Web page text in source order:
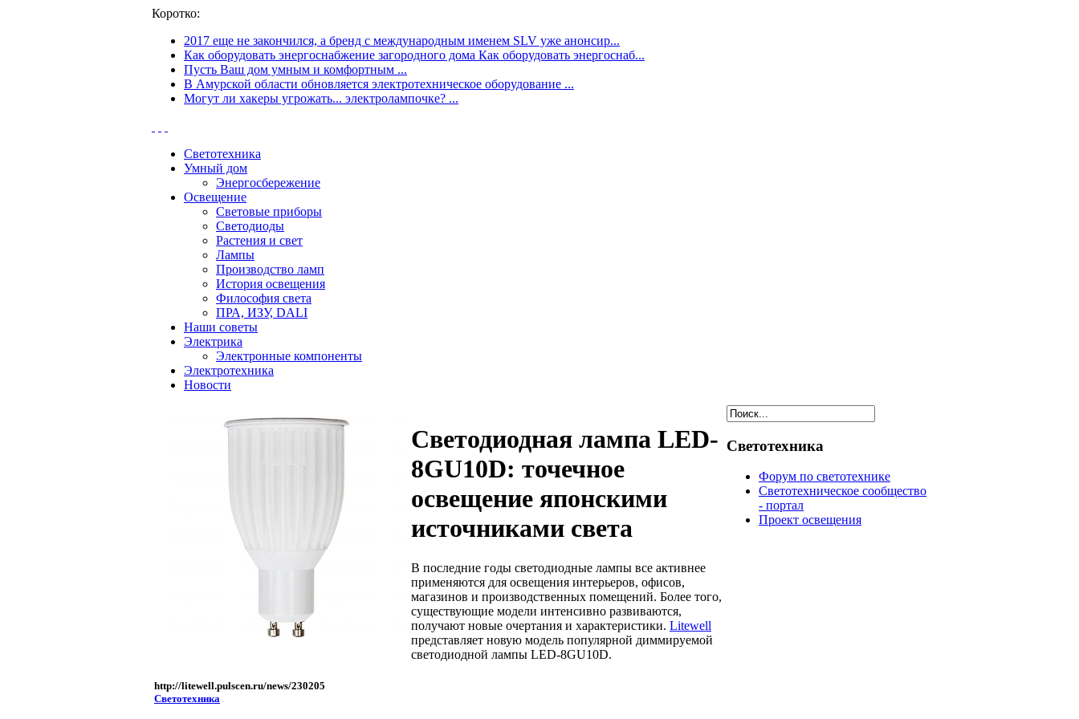
Коротко:
2017 еще не закончился, а бренд с международным именем SLV уже анонсир...
Как оборудовать энергоснабжение загородного дома Как оборудовать энергоснаб...
Пусть Ваш дом умным и комфортным ...
В Амурской области обновляется электротехническое оборудование ...
Могут ли хакеры угрожать... электролампочке? ...
Светотехника
Умный дом
Энергосбережение
Освещение
Световые приборы
Светодиоды
Растения и свет
Лампы
Производство ламп
История освещения
Философия света
ПРА, ИЗУ, DALI
Наши советы
Электрика
Электронные компоненты
Электротехника
Новости
Светодиодная лампа LED-
8GU10D: точечное
освещение японскими
источниками света
В последние годы светодиодные лампы все активнее
применяются для освещения интерьеров, офисов,
магазинов и производственных помещений. Более того,
существующие модели интенсивно развиваются,
получают новые очертания и характеристики. Litewell
представляет новую модель популярной диммируемой
светодиодной лампы LED-8GU10D.
http://litewell.pulscen.ru/news/230205
Светотехника
Светотехника
Форум по светотехнике
Светотехническое сообщество
- портал
Проект освещения